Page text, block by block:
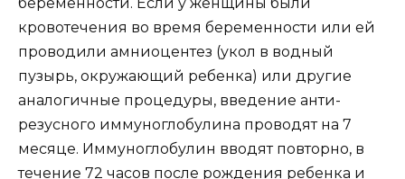
кровотечения во время беременности или ей
проводили амниоцентез (укол в водный
пузырь, окружающий ребенка) или другие
аналогичные процедуры, введение анти-
резусного иммуноглобулина проводят на 7
месяце. Иммуноглобулин вводят повторно, в
течение 72 часов после рождения ребенка и